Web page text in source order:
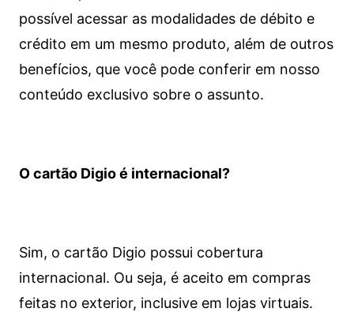
possível acessar as modalidades de débito e
crédito em um mesmo produto, além de outros
benefícios, que você pode conferir em nosso
conteúdo exclusivo sobre o assunto.
O cartão Digio é internacional?
Sim, o cartão Digio possui cobertura
internacional. Ou seja, é aceito em compras
feitas no exterior, inclusive em lojas virtuais.